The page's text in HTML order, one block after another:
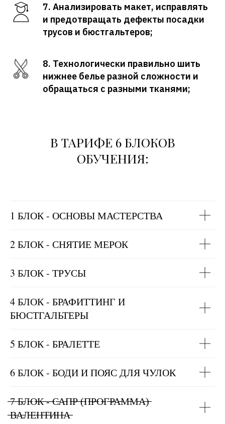
7. Анализировать макет, исправлять
и предотвращать дефекты посадки
трусов и бюстгальтеров;
8. Технологически правильно шить
нижнее белье разной сложности и
обращаться с разными тканями;
В ТАРИФЕ 6 БЛОКОВ
ОБУЧЕНИЯ:
1 БЛОК - ОСНОВЫ МАСТЕРСТВА
2 БЛОК - СНЯТИЕ МЕРОК
3 БЛОК - ТРУСЫ
4 БЛОК - БРАФИТТИНГ И
БЮСТГАЛЬТЕРЫ
5 БЛОК - БРАЛЕТТЕ
6 БЛОК - БОДИ И ПОЯС ДЛЯ ЧУЛОК
̶7̶ ̶Б̶Л̶О̶К̶ ̶-̶ ̶С̶А̶П̶Р̶ ̶(̶П̶Р̶О̶Г̶Р̶А̶М̶М̶А̶)̶
̶В̶А̶Л̶Е̶Н̶Т̶И̶Н̶А̶